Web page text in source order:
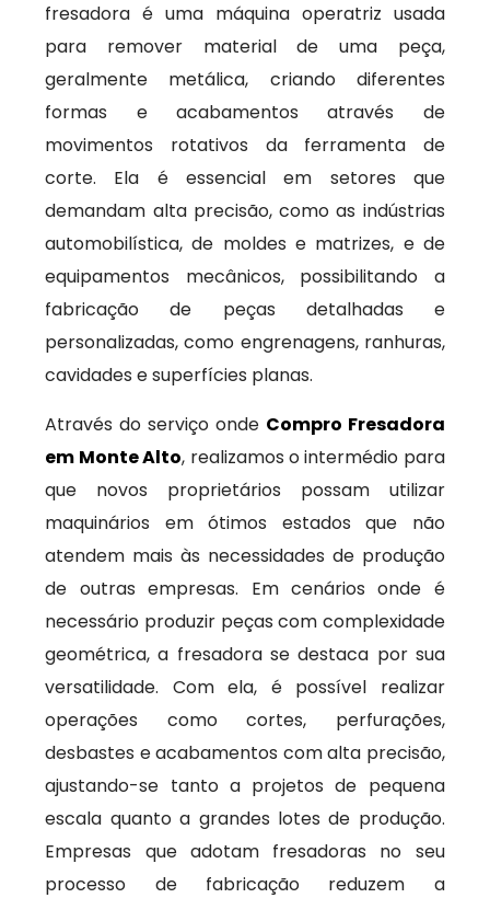
fresadora é uma máquina operatriz usada
para remover material de uma peça,
geralmente metálica, criando diferentes
formas e acabamentos através de
movimentos rotativos da ferramenta de
corte. Ela é essencial em setores que
demandam alta precisão, como as indústrias
automobilística, de moldes e matrizes, e de
equipamentos mecânicos, possibilitando a
fabricação de peças detalhadas e
personalizadas, como engrenagens, ranhuras,
cavidades e superfícies planas.
Através do serviço onde Compro Fresadora
em Monte Alto, realizamos o intermédio para
que novos proprietários possam utilizar
maquinários em ótimos estados que não
atendem mais às necessidades de produção
de outras empresas. Em cenários onde é
necessário produzir peças com complexidade
geométrica, a fresadora se destaca por sua
versatilidade. Com ela, é possível realizar
operações como cortes, perfurações,
desbastes e acabamentos com alta precisão,
ajustando-se tanto a projetos de pequena
escala quanto a grandes lotes de produção.
Empresas que adotam fresadoras no seu
processo de fabricação reduzem a